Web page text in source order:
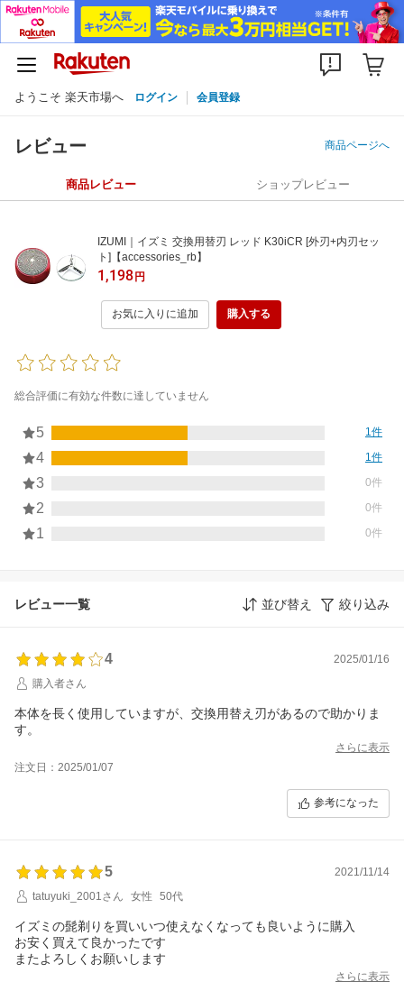
ようこそ 楽天市場へ ログイン 会員登録
レビュー 商品ページへ
商品レビュー ショップレビュー
IZUMI｜イズミ 交換用替刃 レッド K30iCR [外刃+内刃セッ
ト]【accessories_rb】
1,198円
お気に入りに追加 購入する
総合評価に有効な件数に達していません
5 1件
4 1件
3 0件
2 0件
1 0件
レビュー一覧 並び替え 絞り込み
4
2025/01/16
購入者さん
本体を長く使用していますが、交換用替え刃があるので助かりま
す。
さらに表示
注文日：2025/01/07
参考になった
5
2021/11/14
tatuyuki_2001さん
女性 50代
イズミの髭剃りを買いいつ使えなくなっても良いように購入
お安く買えて良かったです
またよろしくお願いします
さらに表示